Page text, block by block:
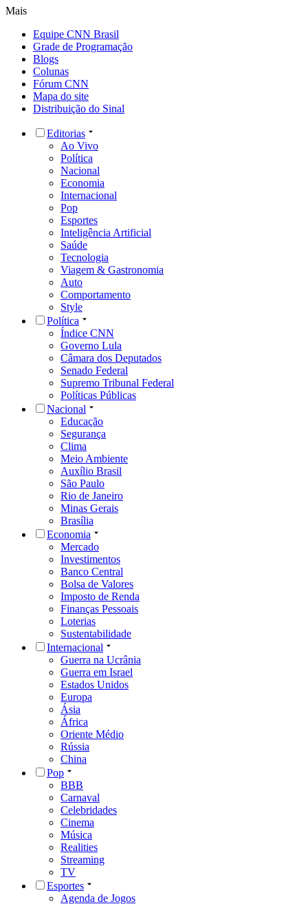
Mais
Equipe CNN Brasil
Grade de Programação
Blogs
Colunas
Fórum CNN
Mapa do site
Distribuição do Sinal
Editorias
Ao Vivo
Política
Nacional
Economia
Internacional
Pop
Esportes
Inteligência Artificial
Saúde
Tecnologia
Viagem & Gastronomia
Auto
Comportamento
Style
Política
Índice CNN
Governo Lula
Câmara dos Deputados
Senado Federal
Supremo Tribunal Federal
Políticas Públicas
Nacional
Educação
Segurança
Clima
Meio Ambiente
Auxílio Brasil
São Paulo
Rio de Janeiro
Minas Gerais
Brasília
Economia
Mercado
Investimentos
Banco Central
Bolsa de Valores
Imposto de Renda
Finanças Pessoais
Loterias
Sustentabilidade
Internacional
Guerra na Ucrânia
Guerra em Israel
Estados Unidos
Europa
Ásia
África
Oriente Médio
Rússia
China
Pop
BBB
Carnaval
Celebridades
Cinema
Música
Realities
Streaming
TV
Esportes
Agenda de Jogos